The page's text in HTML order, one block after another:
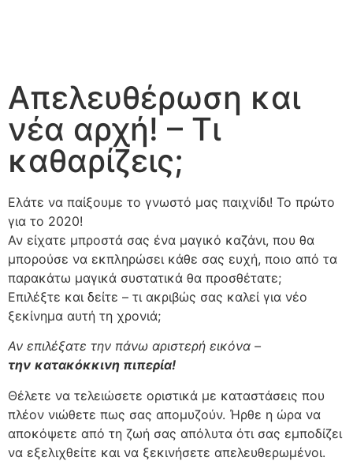
Απελευθέρωση και
νέα αρχή! – Τι
καθαρίζεις;
Ελάτε να παίξουμε το γνωστό μας παιχνίδι! Το πρώτο
για το 2020!
Αν είχατε μπροστά σας ένα μαγικό καζάνι, που θα
μπορούσε να εκπληρώσει κάθε σας ευχή, ποιο από τα
παρακάτω μαγικά συστατικά θα προσθέτατε;
Επιλέξτε και δείτε – τι ακριβώς σας καλεί για νέο
ξεκίνημα αυτή τη χρονιά;
Αν επιλέξατε την πάνω αριστερή εικόνα –
την κατακόκκινη πιπερία!
Θέλετε να τελειώσετε οριστικά με καταστάσεις που
πλέον νιώθετε πως σας απομυζούν. Ήρθε η ώρα να
αποκόψετε από τη ζωή σας απόλυτα ότι σας εμποδίζει
να εξελιχθείτε και να ξεκινήσετε απελευθερωμένοι.